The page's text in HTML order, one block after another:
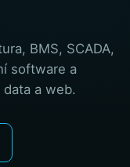
BMS, SCADA,
software a
a web.